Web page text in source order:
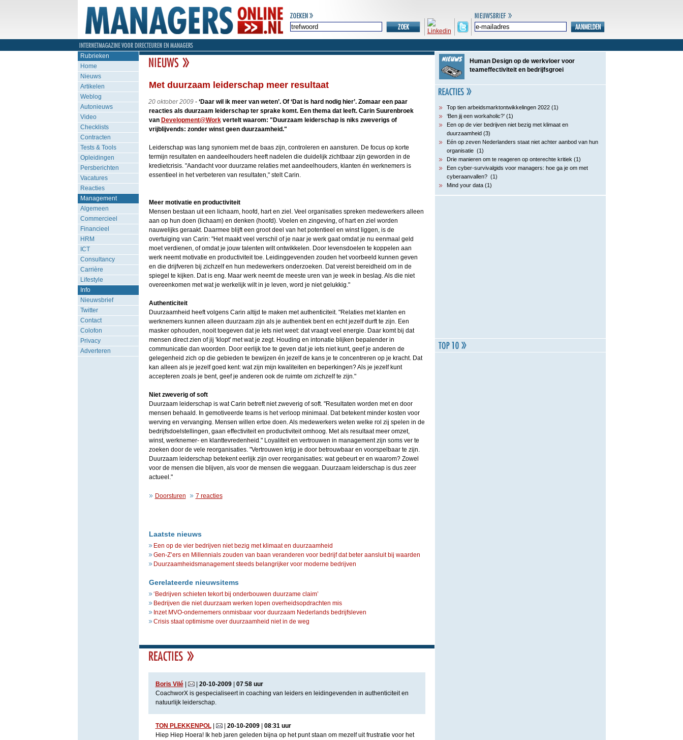
Rubrieken
Home
Nieuws
Artikelen
Weblog
Autonieuws
Video
Checklists
Contracten
Tests & Tools
Opleidingen
Persberichten
Vacatures
Reacties
Management
Algemeen
Commercieel
Financieel
HRM
ICT
Consultancy
Carrière
Lifestyle
Info
Nieuwsbrief
Twitter
Contact
Colofon
Privacy
Adverteren
Met duurzaam leiderschap meer resultaat
20 oktober 2009- ‘Daar wil ik meer van weten’. Of ‘Dat is hard nodig hier’. Zomaar een paar
reacties als duurzaam leiderschap ter sprake komt. Een thema dat leeft. Carin Suurenbroek
van Development@Workvertelt waarom: "Duurzaam leiderschap is niks zweverigs of
vrijblijvends: zonder winst geen duurzaamheid."
Leiderschap was lang synoniem met de baas zijn, controleren en aansturen. De focus op korte
termijn resultaten en aandeelhouders heeft nadelen die duidelijk zichtbaar zijn geworden in de
kredietcrisis. "Aandacht voor duurzame relaties met aandeelhouders, klanten én werknemers is
essentieel in het verbeteren van resultaten," stelt Carin.
Meer motivatie en productiviteit
Mensen bestaan uit een lichaam, hoofd, hart en ziel. Veel organisaties spreken medewerkers alleen
aan op hun doen (lichaam) en denken (hoofd). Voelen en zingeving, of hart en ziel worden
nauwelijks geraakt. Daarmee blijft een groot deel van het potentieel en winst liggen, is de
overtuiging van Carin: "Het maakt veel verschil of je naar je werk gaat omdat je nu eenmaal geld
moet verdienen, of omdat je jouw talenten wilt ontwikkelen. Door levensdoelen te koppelen aan
werk neemt motivatie en productiviteit toe. Leidinggevenden zouden het voorbeeld kunnen geven
en die drijfveren bij zichzelf en hun medewerkers onderzoeken. Dat vereist bereidheid om in de
spiegel te kijken. Dat is eng. Maar werk neemt de meeste uren van je week in beslag. Als die niet
overeenkomen met wat je werkelijk wilt in je leven, word je niet gelukkig."
Authenticiteit
Duurzaamheid heeft volgens Carin altijd te maken met authenticiteit. "Relaties met klanten en
werknemers kunnen alleen duurzaam zijn als je authentiek bent en echt jezelf durft te zijn. Een
masker ophouden, nooit toegeven dat je iets niet weet: dat vraagt veel energie. Daar komt bij dat
mensen direct zien of jij 'klopt' met wat je zegt. Houding en intonatie blijken bepalender in
communicatie dan woorden. Door eerlijk toe te geven dat je iets niet kunt, geef je anderen de
gelegenheid zich op die gebieden te bewijzen én jezelf de kans je te concentreren op je kracht. Dat
kan alleen als je jezelf goed kent: wat zijn mijn kwaliteiten en beperkingen? Als je jezelf kunt
accepteren zoals je bent, geef je anderen ook de ruimte om zichzelf te zijn."
Niet zweverig of soft
Duurzaam leiderschap is wat Carin betreft niet zweverig of soft. "Resultaten worden met en door
mensen behaald. In gemotiveerde teams is het verloop minimaal. Dat betekent minder kosten voor
werving en vervanging. Mensen willen ertoe doen. Als medewerkers weten welke rol zij spelen in de
bedrijfsdoelstellingen, gaan effectiviteit en productiviteit omhoog. Met als resultaat meer omzet,
winst, werknemer- en klanttevredenheid." Loyaliteit en vertrouwen in management zijn soms ver te
zoeken door de vele reorganisaties. "Vertrouwen krijg je door betrouwbaar en voorspelbaar te zijn.
Duurzaam leiderschap betekent eerlijk zijn over reorganisaties: wat gebeurt er en waarom? Zowel
voor de mensen die blijven, als voor de mensen die weggaan. Duurzaam leiderschap is dus zeer
actueel."
Doorsturen 7 reacties
Laatste nieuws
Een op de vier bedrijven niet bezig met klimaat en duurzaamheid
Gen-Z’ers en Millennials zouden van baan veranderen voor bedrijf dat beter aansluit bij waarden
Duurzaamheidsmanagement steeds belangrijker voor moderne bedrijven
Gerelateerde nieuwsitems
‘Bedrijven schieten tekort bij onderbouwen duurzame claim’
Bedrijven die niet duurzaam werken lopen overheidsopdrachten mis
Inzet MVO-ondernemers onmisbaar voor duurzaam Nederlands bedrijfsleven
Crisis staat optimisme over duurzaamheid niet in de weg
Boris Vilé| | 20-10-2009| 07:58 uur
CoachworX is gespecialiseert in coaching van leiders en leidingevenden in authenticiteit en
natuurlijk leiderschap.
TON PLEKKENPOL| | 20-10-2009| 08:31 uur
Hiep Hiep Hoera! Ik heb jaren geleden bijna op het punt staan om mezelf uit frustratie voor het
Human Design op de werkvloer voor
teameffectiviteit en bedrijfsgroei
Top tien arbeidsmarktontwikkelingen 2022 (1)
‘Ben jij een workaholic?’ (1)
Een op de vier bedrijven niet bezig met klimaat en
duurzaamheid (3)
Eén op zeven Nederlanders staat niet achter aanbod van hun
organisatie (1)
Drie manieren om te reageren op onterechte kritiek (1)
Een cyber-survivalgids voor managers: hoe ga je om met
cyberaanvallen? (1)
Mind your data (1)